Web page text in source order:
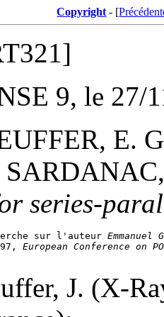
Copyright - [
9, le 27/
E.
series-
sur l'auteur
Emmanuel
European Conference on
J. (X-